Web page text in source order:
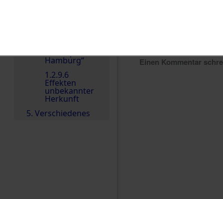
Hamburg“
1.2.9.6
Effekten
unbekannter
Herkunft
5. Verschiedenes
Einen Kommentar